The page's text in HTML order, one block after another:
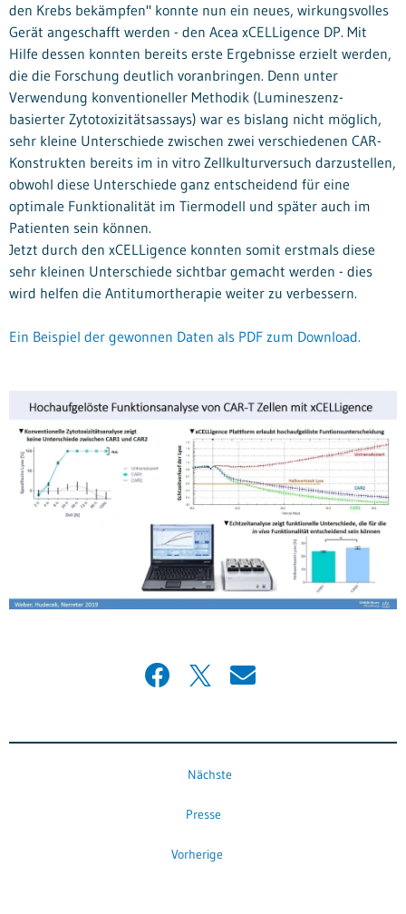
den Krebs bekämpfen" konnte nun ein neues, wirkungsvolles
Gerät angeschafft werden - den Acea xCELLigence DP. Mit
Hilfe dessen konnten bereits erste Ergebnisse erzielt werden,
die die Forschung deutlich voranbringen. Denn unter
Verwendung konventioneller Methodik (Lumineszenz-
basierter Zytotoxizitätsassays) war es bislang nicht möglich,
sehr kleine Unterschiede zwischen zwei verschiedenen CAR-
Konstrukten bereits im in vitro Zellkulturversuch darzustellen,
obwohl diese Unterschiede ganz entscheidend für eine
optimale Funktionalität im Tiermodell und später auch im
Patienten sein können.
Jetzt durch den xCELLigence konnten somit erstmals diese
sehr kleinen Unterschiede sichtbar gemacht werden - dies
wird helfen die Antitumortherapie weiter zu verbessern.
Ein Beispiel der gewonnen Daten als PDF zum Download.
Nächste
Presse
Vorherige